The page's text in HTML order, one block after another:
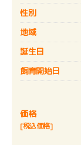
性別
地域
誕生日
飼育開始日
価格
[税込価格]